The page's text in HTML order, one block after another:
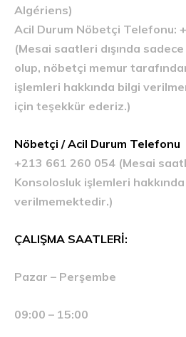
Algériens)
Acil Durum Nöbetçi Telefonu:
(Mesai saatleri dışında
olup, nöbetçi memur
işlemleri hakkında bilgi
için teşekkür ederiz.)
Nöbetçi / Acil Durum Telefonu
+213 661 260 054 (Mesai
Konsolosluk işlemleri
verilmemektedir.)
ÇALIŞMA SAATLERİ:
Pazar – Perşembe
09:00 – 15:00